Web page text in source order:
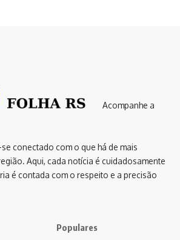
Acompanhe a
conectado com o que há de mais
Aqui, cada notícia é cuidadosamente
é contada com o respeito e a precisão
Populares